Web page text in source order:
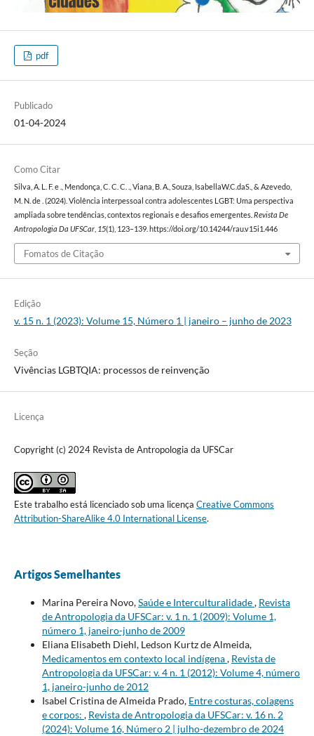
pdf
Publicado
01-04-2024
Como Citar
Silva, A. L. F. e ., Mendonça, C. C. C. ., Viana, B. A., Souza, IsabellaW.C.daS., & Azevedo,
M. N. de . (2024). Violência interpessoal contra adolescentes LGBT: Uma perspectiva
ampliada sobre tendências, contextos regionais e desafios emergentes. Revista De
Antropologia Da UFSCar, 15(1), 123–139. https://doi.org/10.14244/rau.v15i1.446
Fomatos de Citação
Edição
v. 15 n. 1 (2023): Volume 15, Número 1 | janeiro – junho de 2023
Seção
Vivências LGBTQIA: processos de reinvenção
Licença
Copyright (c) 2024 Revista de Antropologia da UFSCar
Este trabalho está licenciado sob uma licença Creative Commons
Attribution-ShareAlike 4.0 International License.
Artigos Semelhantes
Marina Pereira Novo,Saúde e Interculturalidade, Revista
de Antropologia da UFSCar: v. 1 n. 1 (2009): Volume 1,
número 1, janeiro-junho de 2009
Eliana Elisabeth Diehl, Ledson Kurtz de Almeida,
Medicamentos em contexto local indígena, Revista de
Antropologia da UFSCar: v. 4 n. 1 (2012): Volume 4, número
1, janeiro-junho de 2012
Isabel Cristina de Almeida Prado, Entre costuras, colagens
e corpos: , Revista de Antropologia da UFSCar: v. 16 n. 2
(2024): Volume 16, Número 2 | julho-dezembro de 2024